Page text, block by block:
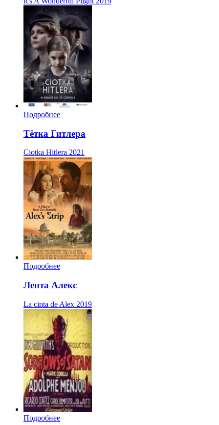
Подробнее
Тётка Гитлера
Ciotka Hitlera 2021
Подробнее
Лента Алекс
La cinta de Alex 2019
Подробнее